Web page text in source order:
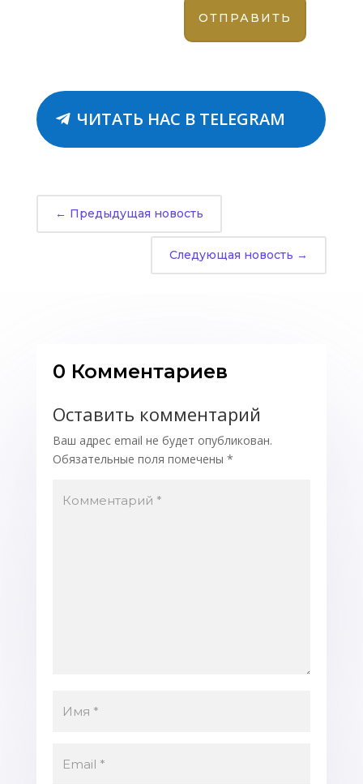
ЧИТАТЬ НАС В TELEGRAM
← Предыдущая новость
Следующая новость →
0 Комментариев
Оставить комментарий
Ваш адрес email не будет опубликован.
Обязательные поля помечены *